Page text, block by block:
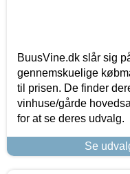
BuusVine.dk slår sig
gennemskuelige
til prisen. De finder
vinhuse/gårde
for at se deres udvalg.
Se